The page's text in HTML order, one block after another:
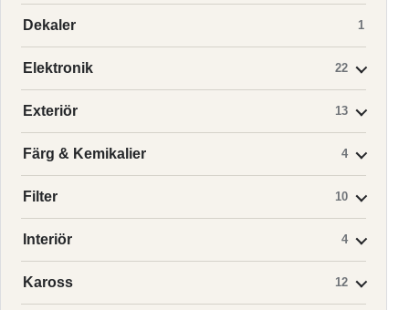
Dekaler 1
Elektronik 22
Exteriör 13
Färg & Kemikalier 4
Filter 10
Interiör 4
Kaross 12